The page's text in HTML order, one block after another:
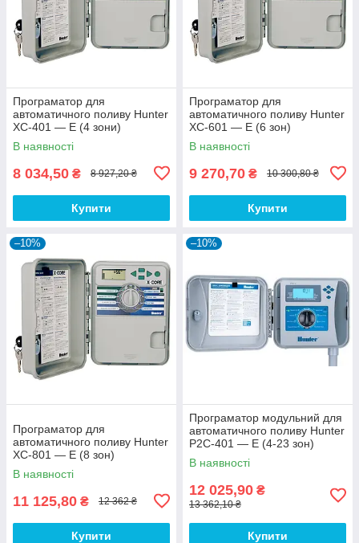
Програматор для
автоматичного поливу Hunter
XC-401 — E (4 зони)
В наявності
8 034,50 ₴ 8 927,20 ₴
Купити
Програматор для
автоматичного поливу Hunter
XC-601 — E (6 зон)
В наявності
9 270,70 ₴ 10 300,80 ₴
Купити
–10%
Програматор для
автоматичного поливу Hunter
XC-801 — E (8 зон)
В наявності
11 125,80 ₴ 12 362 ₴
Купити
–10%
Програматор модульний для
автоматичного поливу Hunter
P2C-401 — E (4-23 зон)
В наявності
12 025,90 ₴
13 362,10 ₴
Купити